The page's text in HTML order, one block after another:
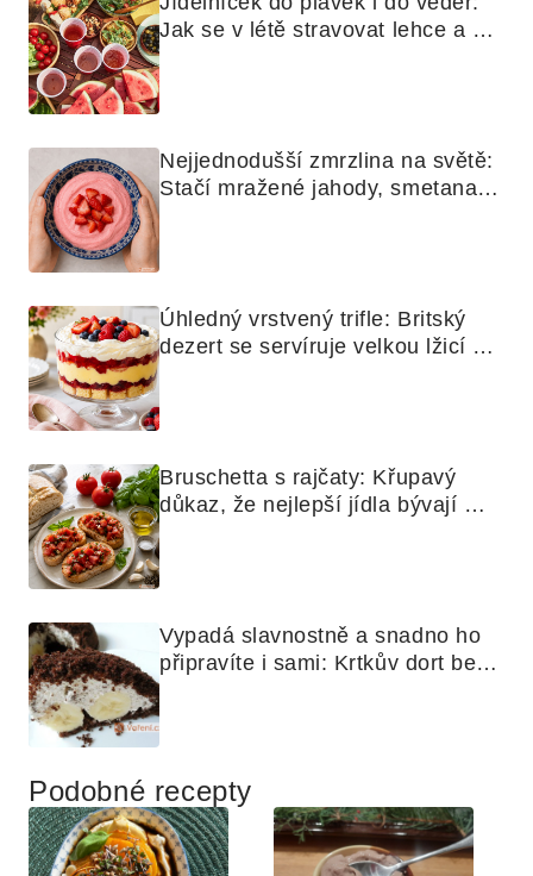
Jak se v létě stravovat lehce a
Nejjednodušší zmrzlina na světě:
Stačí mražené jahody, smetana a
Úhledný vrstvený trifle: Britský
dezert se servíruje velkou lžicí
Bruschetta s rajčaty: Křupavý
důkaz, že nejlepší jídla bývají
Vypadá slavnostně a snadno ho
připravíte i sami: Krtkův dort bez
Podobné recepty